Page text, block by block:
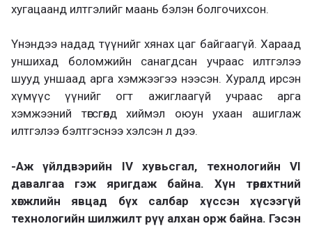
хугацаанд илтгэлийг маань бэлэн болгочихсон.
Үнэндээ надад түүнийг хянах цаг байгаагүй. Хараад
уншихад боломжийн санагдсан учраас илтгэлээ
шууд уншаад арга хэмжээгээ нээсэн. Хуралд ирсэн
хүмүүс үүнийг огт ажиглаагүй учраас арга
хэмжээний төгсгөлд хиймэл оюун ухаан ашиглаж
илтгэлээ бэлтгэснээ хэлсэн л дээ.
-Аж үйлдвэрийн IV хувьсгал, технологийн VI
давалгаа гэж яригдаж байна. Хүн төрөлхтний
хөгжлийн явцад бүх салбар хүссэн хүсээгүй
технологийн шилжилт рүү алхан орж байна. Гэсэн